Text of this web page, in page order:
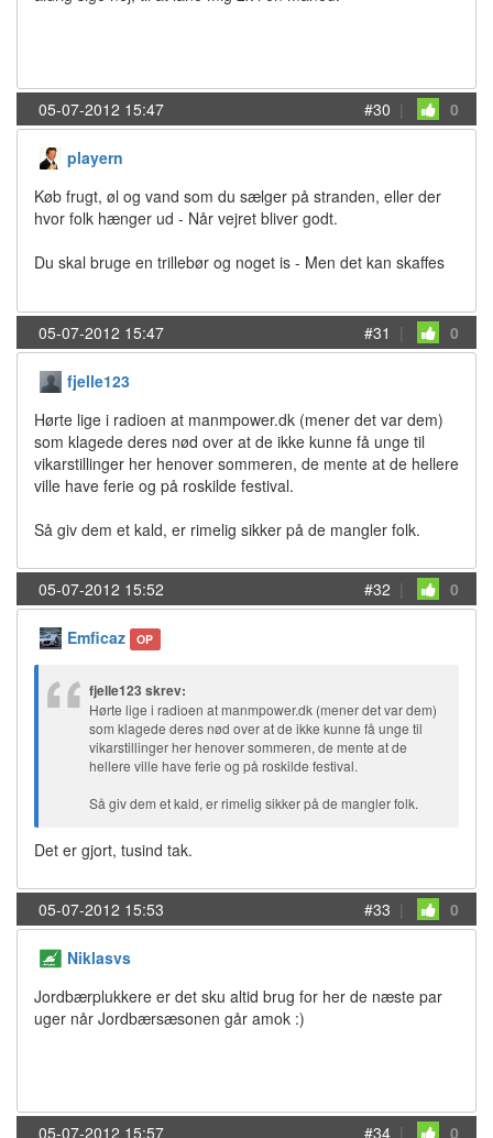
05-07-2012 15:47 #30 | 0
playern
Køb frugt, øl og vand som du sælger på stranden, eller der
hvor folk hænger ud - Når vejret bliver godt.
Du skal bruge en trillebør og noget is - Men det kan skaffes
05-07-2012 15:47 #31 | 0
fjelle123
Hørte lige i radioen at manmpower.dk (mener det var dem)
som klagede deres nød over at de ikke kunne få unge til
vikarstillinger her henover sommeren, de mente at de hellere
ville have ferie og på roskilde festival.
Så giv dem et kald, er rimelig sikker på de mangler folk.
05-07-2012 15:52 #32 | 0
Emficaz OP
fjelle123 skrev:
Hørte lige i radioen at manmpower.dk (mener det var dem)
som klagede deres nød over at de ikke kunne få unge til
vikarstillinger her henover sommeren, de mente at de
hellere ville have ferie og på roskilde festival.
Så giv dem et kald, er rimelig sikker på de mangler folk.
Det er gjort, tusind tak.
05-07-2012 15:53 #33 | 0
Niklasvs
Jordbærplukkere er det sku altid brug for her de næste par
uger når Jordbærsæsonen går amok :)
05-07-2012 15:57 #34 | 0